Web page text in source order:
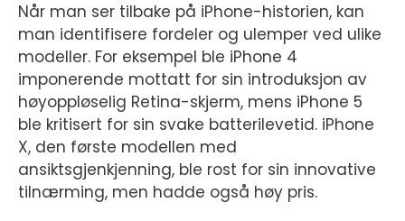
Når man ser tilbake på iPhone-historien, kan
man identifisere fordeler og ulemper ved ulike
modeller. For eksempel ble iPhone 4
imponerende mottatt for sin introduksjon av
høyoppløselig Retina-skjerm, mens iPhone 5
ble kritisert for sin svake batterilevetid. iPhone
X, den første modellen med
ansiktsgjenkjenning, ble rost for sin innovative
tilnærming, men hadde også høy pris.